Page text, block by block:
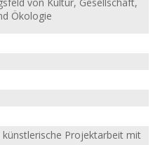
Ökologie
Projektarbeit mit